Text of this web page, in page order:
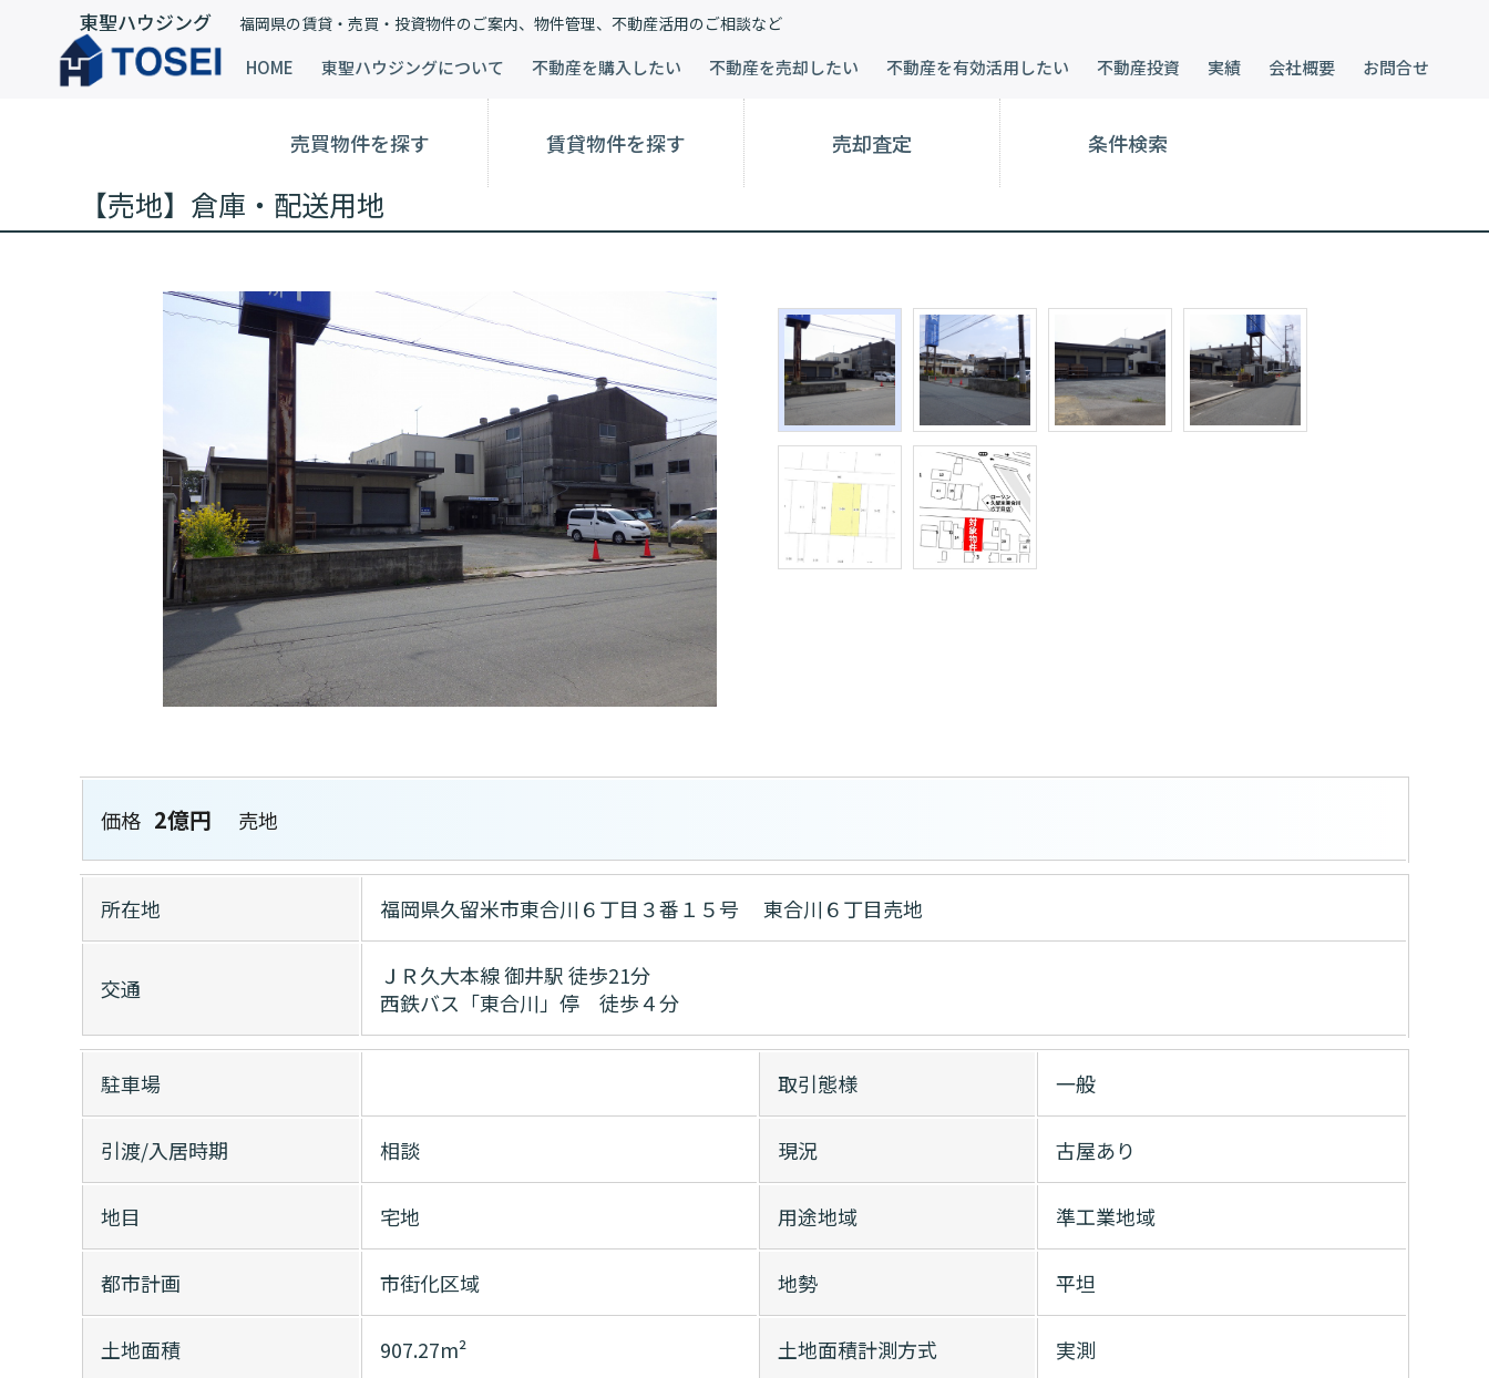
東聖ハウジング 福岡県の賃貸・売買・投資物件のご案内、物件管理、不動産活用のご相談など
HOME 東聖ハウジングについて 不動産を購入したい 不動産を売却したい 不動産を有効活用したい 不動産投資 実績 会社概要 お問合せ
売買物件を探す 賃貸物件を探す 売却査定 条件検索
【売地】倉庫・配送用地
価格 2億円 売地
所在地 福岡県久留米市東合川６丁目３番１５号 東合川６丁目売地
交通
ＪＲ久大本線 御井駅 徒歩21分
西鉄バス「東合川」停 徒歩４分
駐車場 取引態様 一般
引渡/入居時期 相談 現況 古屋あり
地目 宅地 用途地域 準工業地域
都市計画 市街化区域 地勢 平坦
土地面積 907.27m² 土地面積計測方式 実測